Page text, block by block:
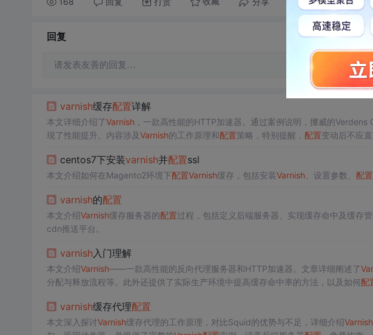
回复
请发表友善的回复…
varnish缓存配置详解
本文详细介绍了Varnish ，一款高性能的HTTP加速器。通过案例说明，挪威的Verdens
现了性能提升。内容涉及Varnish的工作原理和配置策略，特别提醒， 配置变动后不应
centos7下安装varnish并配置ssl
本文介绍如何在Magento2环境下配置Varnish缓存，包括安装Varnish 、设置参数、 配置
varnish的配置
本文介绍Varnish缓存服务器的配置过程，包括定义后端服务器、实现缓存命中及缓存
cdn推送平台。
varnish入门理解
本文介绍Varnish——一款高性能的反向代理服务器和HTTP加速器。文章详细阐述了
分配与释放流程等。此外还提供了实际生产环境中提高缓存命中率的方法，以及如何配
varnish缓存代理配置
本文深入探讨Varnish缓存代理的工作原理，对比Squid的优势与不足，详细介绍Varnish